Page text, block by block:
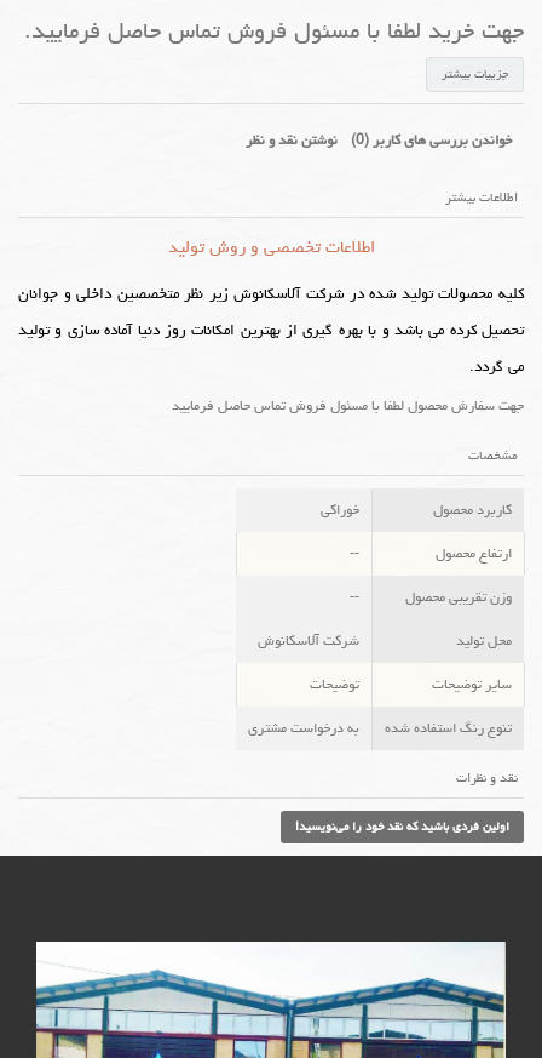
جهت خرید لطفا با مسئول فروش تماس حاصل فرمایید.
جزییات بیشتر
خواندن بررسی های کاربر (0
) نوشتن نقد و نظر
اطلاعات بیشتر
اطلاعات تخصصی و روش تولید
کلیه محصولات تولید شده در شرکت آلاسکانوش زیر نظر متخصصین داخلی و جوانان
تحصیل کرده می باشد و با بهره گیری از بهترین امکانات روز دنیا آماده سازی و تولید
می گردد.
جهت سفارش محصول لطفا با مسئول فروش تماس حاصل فرمایید
مشخصات
کاربرد محصول
خوراکی
ارتفاع محصول
--
وزن تقریبی محصول
--
محل تولید
شرکت آلاسکانوش
سایر توضیحات
توضیحات
تنوع رنگ استفاده شده
به درخواست مشتری
نقد و نظرات
اولین فردی باشید که نقد خود را می‌نویسید!